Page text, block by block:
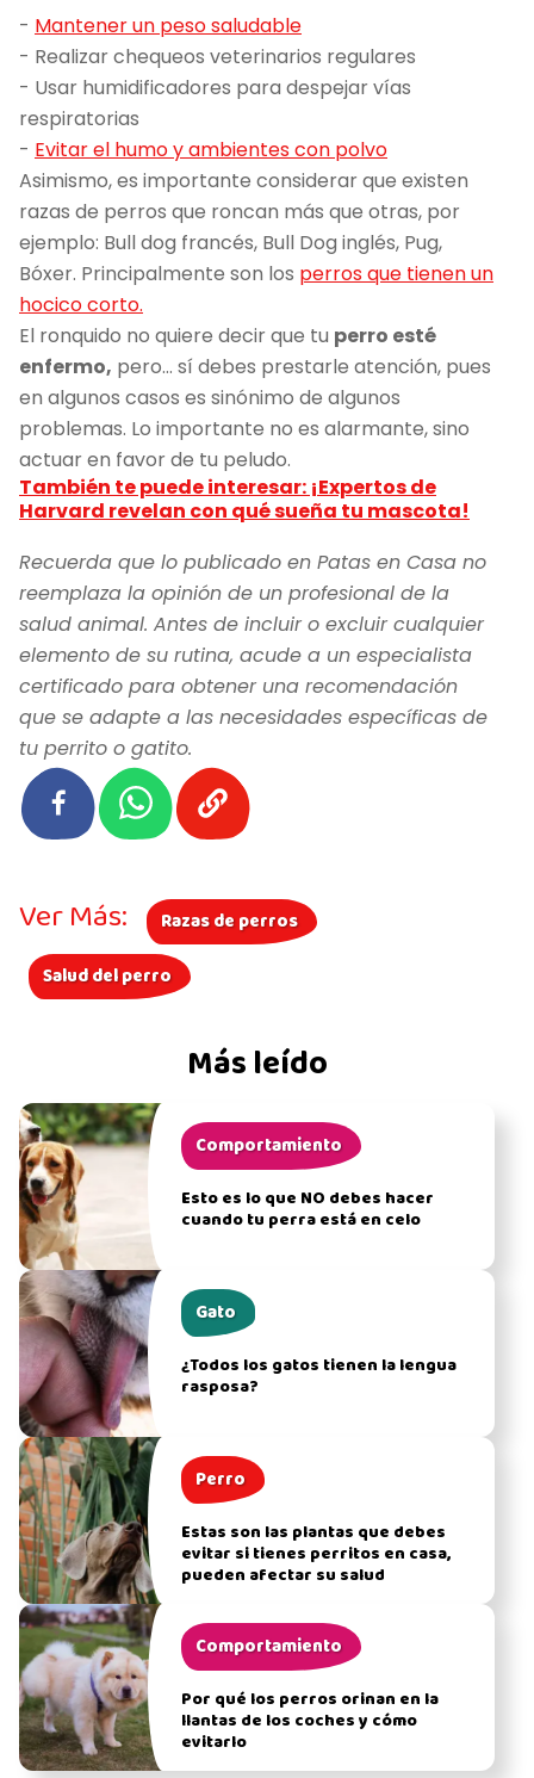
- Mantener un peso saludable
- Realizar chequeos veterinarios regulares
- Usar humidificadores para despejar vías
respiratorias
- Evitar el humo y ambientes con polvo
Asimismo, es importante considerar que existen
razas de perros que roncan más que otras, por
ejemplo: Bull dog francés, Bull Dog inglés, Pug,
Bóxer. Principalmente son los perros que tienen un
hocico corto.
El ronquido no quiere decir que tu perro esté
enfermo, pero… sí debes prestarle atención, pues
en algunos casos es sinónimo de algunos
problemas. Lo importante no es alarmante, sino
actuar en favor de tu peludo.
También te puede interesar: ¡Expertos de
Harvard revelan con qué sueña tu mascota!
Recuerda que lo publicado en Patas en Casa no
reemplaza la opinión de un profesional de la
salud animal. Antes de incluir o excluir cualquier
elemento de su rutina, acude a un especialista
certificado para obtener una recomendación
que se adapte a las necesidades específicas de
tu perrito o gatito.
Más leído
Comportamiento
Esto es lo que NO debes hacer
cuando tu perra está en celo
Gato
¿Todos los gatos tienen la lengua
rasposa?
Perro
Estas son las plantas que debes
evitar si tienes perritos en casa,
pueden afectar su salud
Comportamiento
Por qué los perros orinan en la
llantas de los coches y cómo
evitarlo
Ver Más:
Razas de perros
Salud del perro